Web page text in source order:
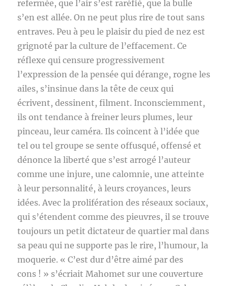
refermée, que l’air s’est raréfié, que la bulle
s’en est allée. On ne peut plus rire de tout sans
entraves. Peu à peu le plaisir du pied de nez est
grignoté par la culture de l’effacement. Ce
réflexe qui censure progressivement
l’expression de la pensée qui dérange, rogne les
ailes, s’insinue dans la tête de ceux qui
écrivent, dessinent, filment. Inconsciemment,
ils ont tendance à freiner leurs plumes, leur
pinceau, leur caméra. Ils coincent à l’idée que
tel ou tel groupe se sente offusqué, offensé et
dénonce la liberté que s’est arrogé l’auteur
comme une injure, une calomnie, une atteinte
à leur personnalité, à leurs croyances, leurs
idées. Avec la prolifération des réseaux sociaux,
qui s’étendent comme des pieuvres, il se trouve
toujours un petit dictateur de quartier mal dans
sa peau qui ne supporte pas le rire, l’humour, la
moquerie. « C’est dur d’être aimé par des
cons ! » s’écriait Mahomet sur une couverture